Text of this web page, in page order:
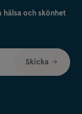
hälsa och skönhet
Skicka